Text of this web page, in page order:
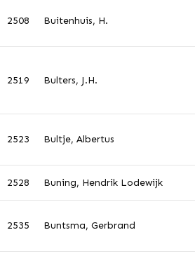
2508 Buitenhuis, H.
2519 Bulters, J.H.
2523 Bultje, Albertus
2528 Buning, Hendrik Lodewijk
2535 Buntsma, Gerbrand